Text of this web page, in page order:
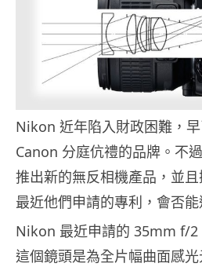
Nikon 近年陷入財政困難，
Canon 分庭伉禮的品牌。不
推出新的無反相機產品，並
最近他們申請的專利，會否
Nikon 最近申請的 35mm f/2
這個鏡頭是為全片幅曲面感